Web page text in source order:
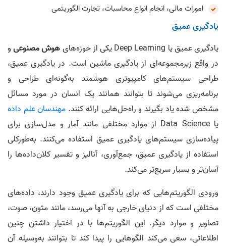
امورات مالی، انجام انواع محاسبات، تجارت الگوریتمی
یادگیری عمیق
یادگیری عمیق یا Deep Learning یکی از حوزه‌های هوش مصنوعیو
در واقع زیرمجموعه‌ای از یادگیری ماشین است. در یادگیری عمیق،
طراحی سیستم‌های کامپیوتری هوشمند به‌گونه‌ای طراحی و
برنامه‌ریزی می‌شوند تا بتوانند همانند یک انسان در مورد مسائل
مشخص شده یاد بگیرند و راه‌حل‌هایی ارائه کنند. مهندسان علم داده
یا Data Science از موارد مختلفی مانند آمار و مدل‌سازی برای
پیاده‌سازی سیستم‌های یادگیری عمیق استفاده می‌کنند. به‌طورکلی
استفاده از یادگیری عمیق، جمع‌آوری، آنالیز و تفسیر کلان‌داده‌ها را
آسان‌تر و بسیار سریع‌تر می‌کند.
ورودی الگوریتم‌هایی که برای یادگیری عمیق وجود دارند، داده‌های
مختلفی است که از دنیای خارجی به آنها می‌رسد، مانند متون، صوت،
تصاویر و موارد دیگر. این الگوریتم‌ها با در اختیار داشتن چنین
اطلاعاتی، سعی می‌کند الگوهایی را پیدا کند تا بتوانند به‌وسیله آن